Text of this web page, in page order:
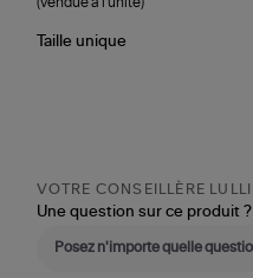
Chaîne
Cœur
Taille unique
VOTRE CONSEILLÈRE LULLI
Une question sur ce produit ?